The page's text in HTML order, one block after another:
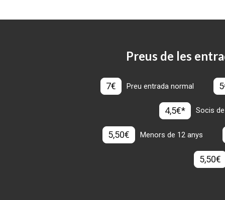
Preus de les
7€ Preu entrada normal
4,5€* Socis
5,50€ Menors de 12 anys
5,50€